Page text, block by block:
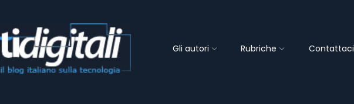
Gli autori Rubriche Contattaci